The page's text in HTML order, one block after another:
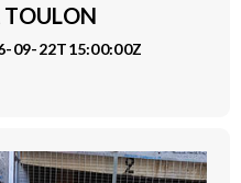
TOULON
09-22T15:00:00Z